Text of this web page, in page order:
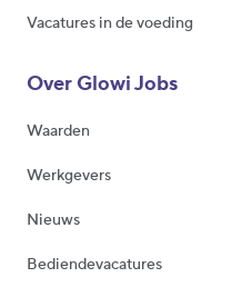
Vacatures in de voeding
Over Glowi Jobs
Waarden
Werkgevers
Nieuws
Bediendevacatures